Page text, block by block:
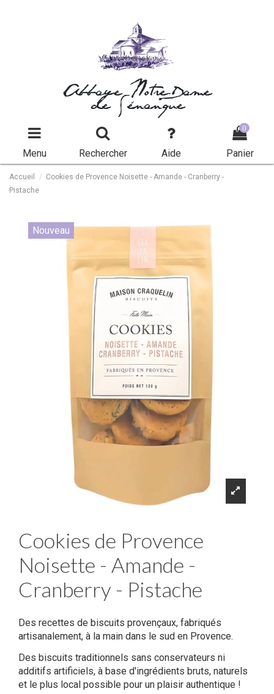
Abbaye Notre-Dame
de Sénanque
Menu Rechercher Aide
0
Panier
Accueil
Cookies de Provence Noisette - Amande - Cranberry -
Pistache
Nouveau
Cookies de Provence
Noisette - Amande -
Cranberry - Pistache
Des recettes de biscuits provençaux, fabriqués
artisanalement, à la main dans le sud en Provence.
Des biscuits traditionnels sans conservateurs ni
additifs artificiels, à base d'ingrédients bruts, naturels
et le plus local possible pour un plaisir authentique !